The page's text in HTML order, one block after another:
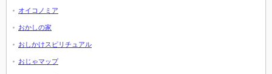
オイコノミア
おかしの家
おしかけスピリチュアル
おじゃマップ